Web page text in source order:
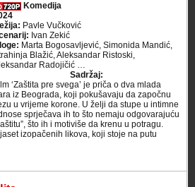
Komedija
Pavle Vučković
Ivan Zekić
Marta Bogosavljević, Simonida Mandić,
Blažić, Aleksandar Ristoski,
Radojičić …
Sadržaj:
‘Zaštita pre svega’ je priča o dva mlada
iz Beograda, koji pokušavaju da započnu
u vrijeme korone. U želji da stupe u intimne
sprječava ih to što nemaju odgovarajuću
što ih i motiviše da krenu u potragu.
izopačenih likova, koji stoje na putu